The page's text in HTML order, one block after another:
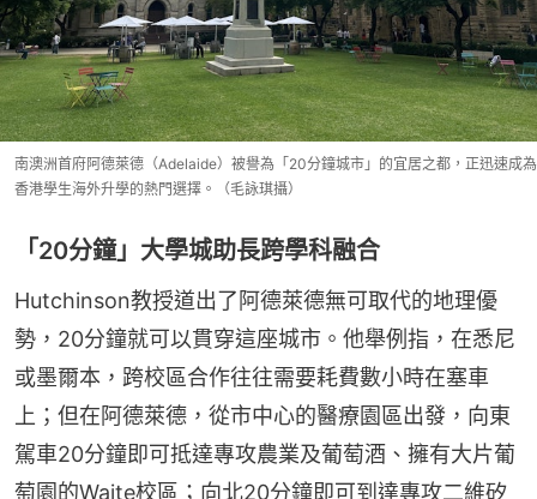
南澳洲首府阿德萊德（Adelaide）被譽為「20分鐘城市」的宜居之都，正迅速成為
香港學生海外升學的熱門選擇。（毛詠琪攝）
「20分鐘」大學城助長跨學科融合
Hutchinson教授道出了阿德萊德無可取代的地理優
勢，20分鐘就可以貫穿這座城市。他舉例指，在悉尼
或墨爾本，跨校區合作往往需要耗費數小時在塞車
上；但在阿德萊德，從市中心的醫療園區出發，向東
駕車20分鐘即可抵達專攻農業及葡萄酒、擁有大片葡
萄園的Waite校區；向北20分鐘即可到達專攻二維矽